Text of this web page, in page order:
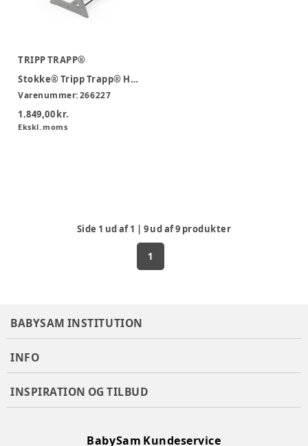
TRIPP TRAPP®
Stokke® Tripp Trapp® Højstol - Storm grey
Varenummer:266227
1.849,00 kr.
Ekskl. moms
Side 1 ud af1 9ud af9 produkter
1
BABYSAM INSTITUTION
INFO
INSPIRATION OG TILBUD
BabySam Kundeservice